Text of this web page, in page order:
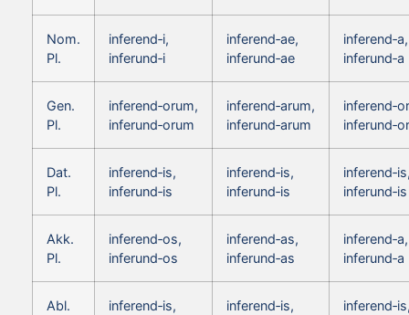
Nom.
Pl.
inferend‑i,
inferund‑i
inferend‑ae,
inferund‑ae
inferend‑a,
inferund‑a
Gen.
Pl.
inferend‑orum,
inferund‑orum
inferend‑arum,
inferund‑arum
Dat.
Pl.
inferend‑is,
inferund‑is
inferend‑is,
inferund‑is
inferund‑is
Akk.
Pl.
inferend‑os,
inferund‑os
inferend‑as,
inferund‑as
inferend‑a,
inferund‑a
Abl.
inferend‑is,
inferend‑is,